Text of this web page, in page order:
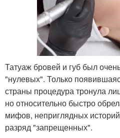
Татуаж бровей и губ был
"нулевых". Только
страны процедура тронула
но относительно быстро
мифов, неприглядных
разряд "запрещенных".